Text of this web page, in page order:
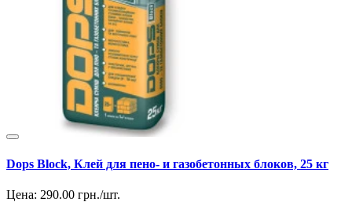
Dops Block, Клей для пено- и газобетонных блоков, 25 кг
Цена: 290.00 грн./шт.